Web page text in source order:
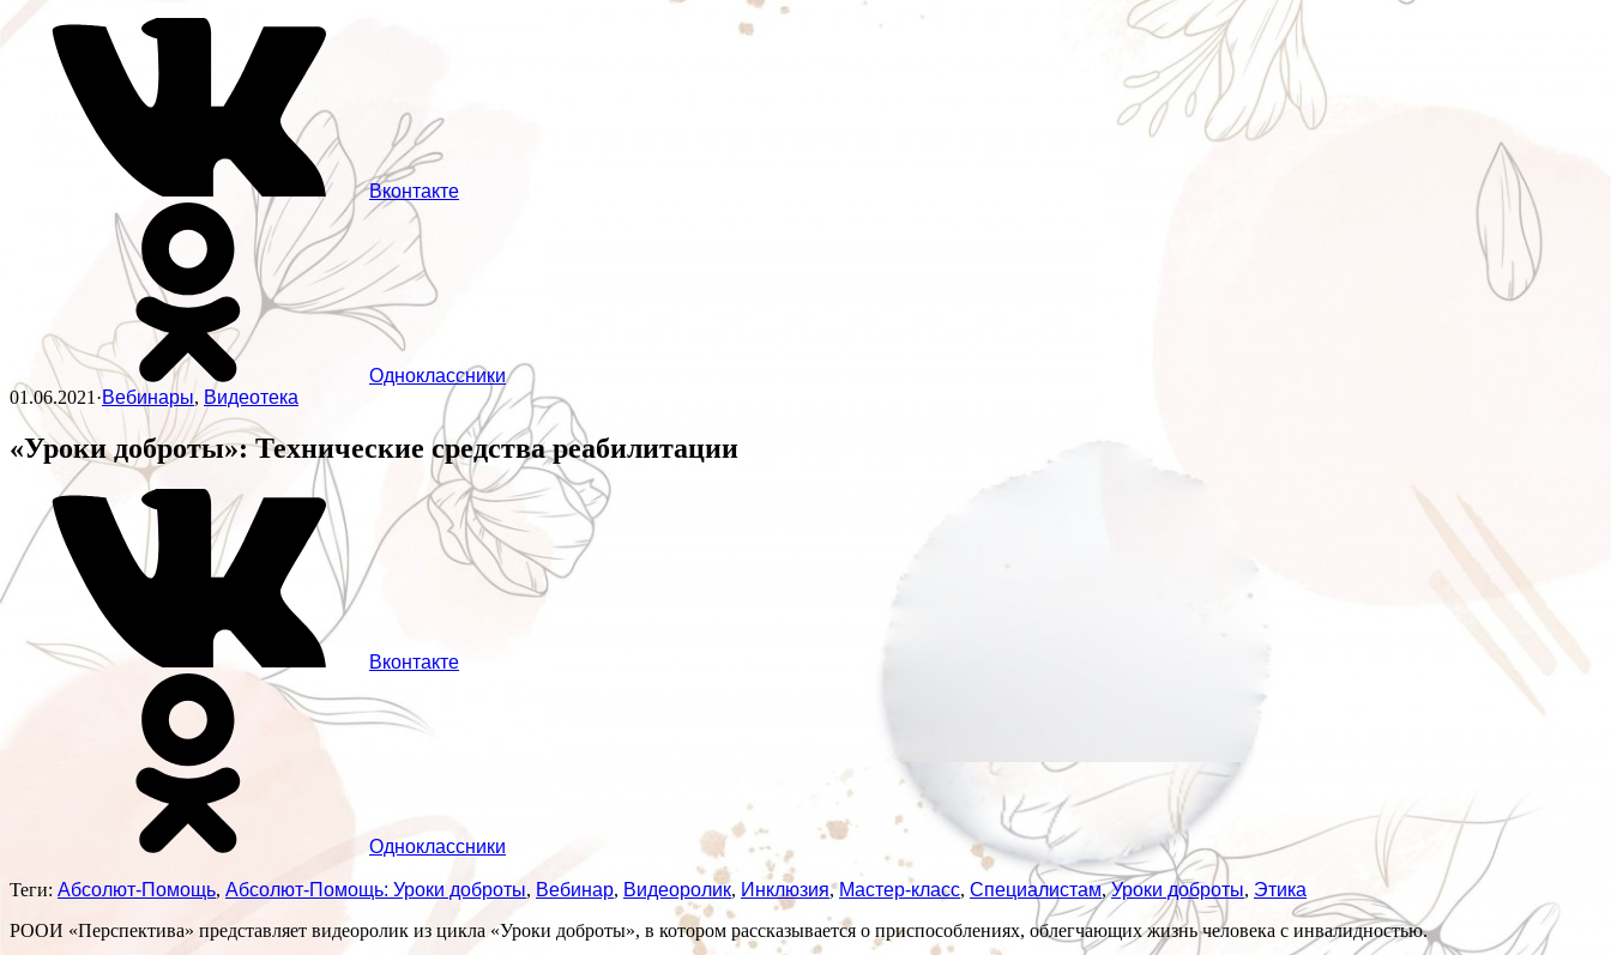
Вконтакте
Одноклассники
01.06.2021·Вебинары, Видеотека
«Уроки доброты»: Технические средства реабилитации
Вконтакте
Одноклассники
Теги: Абсолют-Помощь, Абсолют-Помощь: Уроки доброты, Вебинар, Видеоролик, Инклюзия,Мастер-класс, Специалистам,Уроки доброты, Этика
РООИ «Перспектива» представляет видеоролик из цикла «Уроки доброты», в котором рассказывается о приспособлениях, облегчающих жизнь человека с инвалидностью.